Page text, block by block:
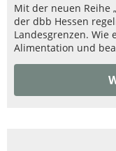
Mit der neuen Reihe
der dbb Hessen
Landesgrenzen. Wie
Alimentation und